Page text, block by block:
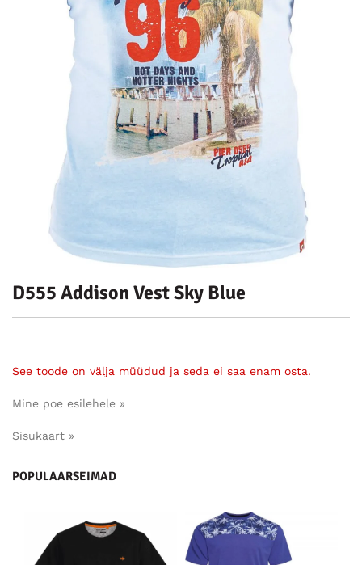
D555 Addison Vest Sky Blue
See toode on välja müüdud ja seda ei saa enam osta.
Mine poe esilehele »
Sisukaart »
POPULAARSEIMAD